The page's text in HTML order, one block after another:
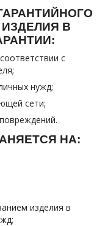
В
с
нужд;
сети;
НА:
изделия в